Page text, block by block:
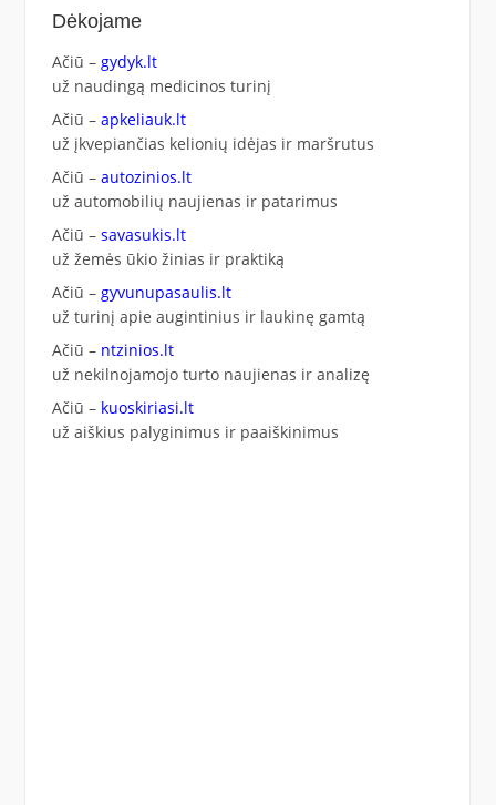
Dėkojame
Ačiū – gydyk.lt
už naudingą medicinos turinį
Ačiū – apkeliauk.lt
už įkvepiančias kelionių idėjas ir maršrutus
Ačiū – autozinios.lt
už automobilių naujienas ir patarimus
Ačiū – savasukis.lt
už žemės ūkio žinias ir praktiką
Ačiū – gyvunupasaulis.lt
už turinį apie augintinius ir laukinę gamtą
Ačiū – ntzinios.lt
už nekilnojamojo turto naujienas ir analizę
Ačiū – kuoskiriasi.lt
už aiškius palyginimus ir paaiškinimus